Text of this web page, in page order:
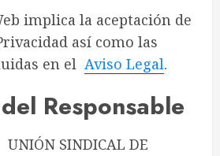
implica la aceptación de
así como las
en el Aviso Legal.
Responsable
UNIÓN SINDICAL DE